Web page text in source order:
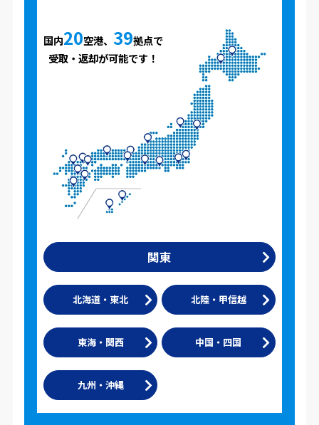
国内20空港、 39拠点で
受取・返却が可能です！
関東
北海道・東北 北陸・甲信越
東海・関西 中国・四国
九州・沖縄